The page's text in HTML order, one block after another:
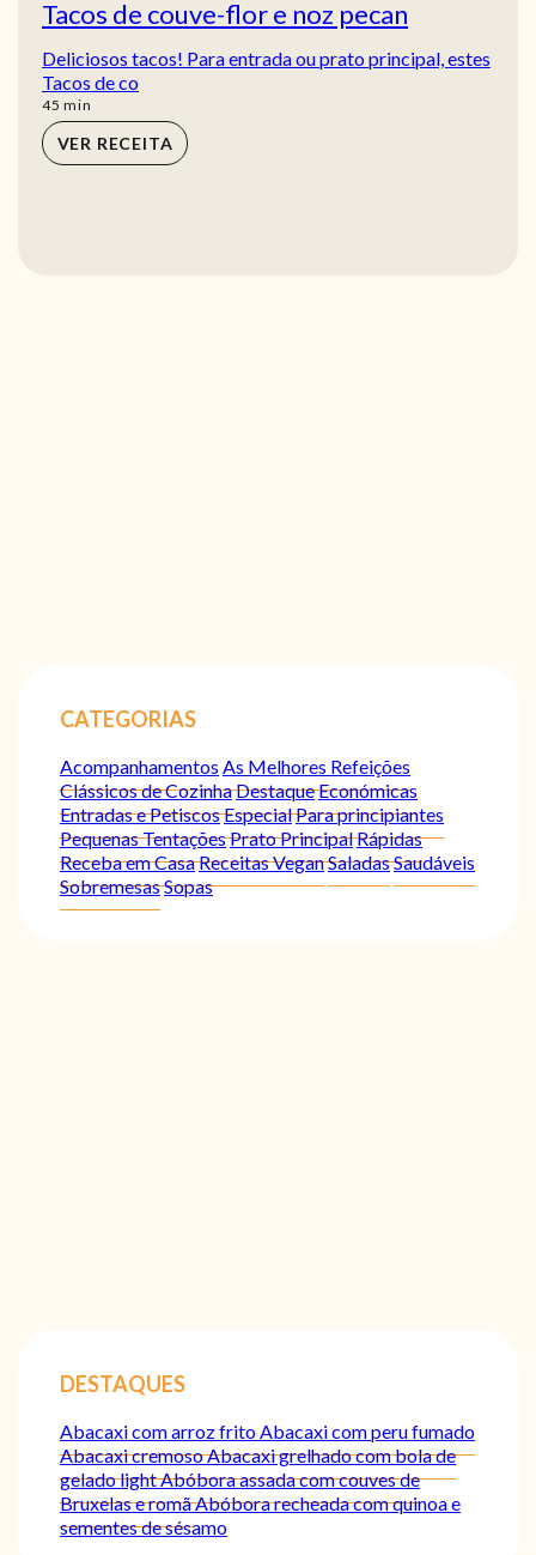
Tacos de couve-flor e noz pecan
Deliciosos tacos! Para entrada ou prato principal, estes
Tacos de co
45 min
min
VER RECEITA
CATEGORIAS
Acompanhamentos As Melhores Refeições
Clássicos de CozinhaDestaqueEconómicas
Entradas e PetiscosEspecialPara principiantes
Pequenas TentaçõesPrato PrincipalRápidas
Receba em CasaReceitas VeganSaladasSaudáveis
SobremesasSopas
DESTAQUES
Abacaxi com arroz fritoAbacaxi com peru fumado
Abacaxi cremosoAbacaxi grelhado com bola de
gelado lightAbóbora assada com couves de
Bruxelas e romãAbóbora recheada com quinoa e
sementes de sésamo